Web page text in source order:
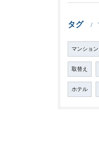
タグ
マンション
取替え
ホテル